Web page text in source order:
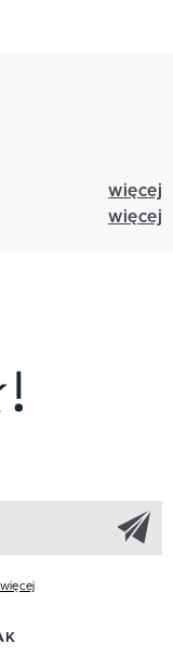
więcej
więcej